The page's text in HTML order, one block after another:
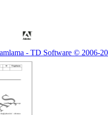
- TD Software © 2006-